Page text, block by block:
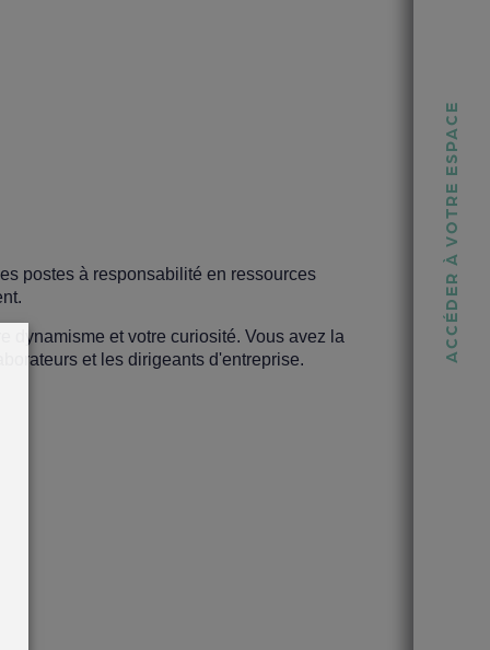
ACCÉDER À VOTRE ESPACE
postes à responsabilité en ressources
dynamisme et votre curiosité. Vous avez la
et les dirigeants d'entreprise.